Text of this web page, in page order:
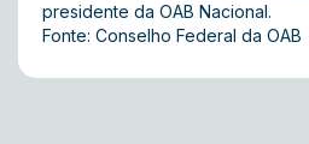
presidente da OAB Nacional.
Fonte: Conselho Federal da OAB